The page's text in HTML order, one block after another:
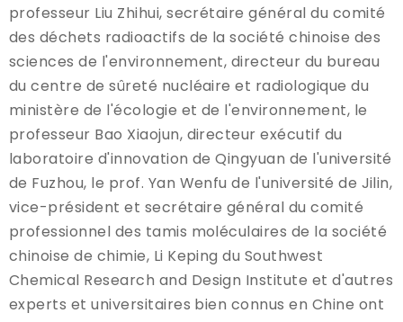
professeur Liu Zhihui, secrétaire général du comité
des déchets radioactifs de la société chinoise des
sciences de l'environnement, directeur du bureau
du centre de sûreté nucléaire et radiologique du
ministère de l'écologie et de l'environnement, le
professeur Bao Xiaojun, directeur exécutif du
laboratoire d'innovation de Qingyuan de l'université
de Fuzhou, le prof. Yan Wenfu de l'université de Jilin,
vice-président et secrétaire général du comité
professionnel des tamis moléculaires de la société
chinoise de chimie, Li Keping du Southwest
Chemical Research and Design Institute et d'autres
experts et universitaires bien connus en Chine ont